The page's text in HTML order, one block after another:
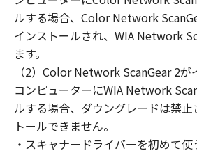
(2) お客様は、上記(1)に基づい
ェア」を使用するためのバック
「本ソフトウェア」を１部、
きます。
(3) 上記(1)および(2)に定める
ノンまたはキヤノンのライセ
知的財産権も、明示たると黙示
ず、本契約書によってお客様に
諾されるものではありません。
ルする場合、Color Network
インストールされ、WIA Network
ます。
（2）Color Network ScanGear 2
コンピューターにWIA Network
ルする場合、ダウングレードは禁
トールできません。
・スキャナードライバーを初めて